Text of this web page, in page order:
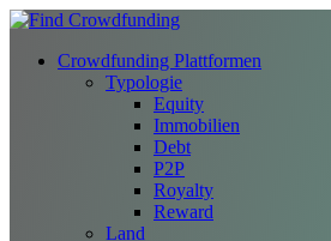
Crowdfunding Plattformen
Typologie
Equity
Immobilien
Debt
P2P
Royalty
Reward
Land